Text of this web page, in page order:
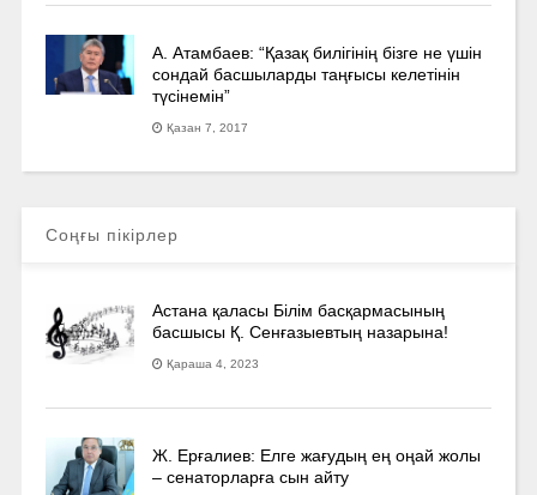
А. Атамбаев: “Қазақ билігінің бізге не үшін
сондай басшыларды таңғысы келетінін
түсінемін”
Қазан 7, 2017
Соңғы пікірлер
Астана қаласы Білім басқармасының
басшысы Қ. Сенғазыевтың назарына!
Қараша 4, 2023
Ж. Ерғалиев: Елге жағудың ең оңай жолы
– сенаторларға сын айту